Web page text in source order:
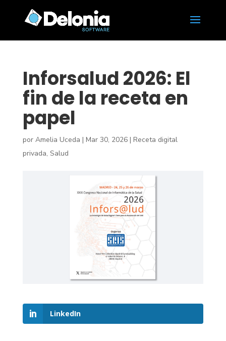
Inforsalud 2026: El
fin de la receta en
papel
por Amelia Uceda | Mar 30, 2026| Receta digital
privada, Salud
LinkedIn